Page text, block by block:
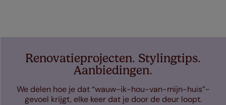
Renovatieprojecten. Stylingtips.
Aanbiedingen.
We delen hoe je dat “wauw-ik-hou-van-mijn-huis”-
gevoel krijgt, elke keer dat je door de deur loopt.